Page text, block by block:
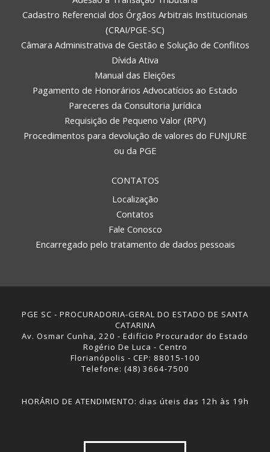
Cadastro Referencial dos Órgãos Arbitrais Institucionais
(CRAI/PGE-SC)
Câmara Administrativa de Gestão e Solução de Conflitos
Dívida Ativa
Manual das Eleições
Pagamento de Honorários Advocatícios ao Estado
Pareceres da Consultoria Jurídica
Requisição de Pequeno Valor (RPV)
Procedimentos para devolução de valores do FUNJURE
ou da PGE
CONTATOS
Localização
Contatos
Fale Conosco
Encarregado pelo tratamento de dados pessoais
PGE SC - PROCURADORIA-GERAL DO ESTADO DE SANTA
CATARINA
Av. Osmar Cunha, 220 - Edifício Procurador do Estado
Rogério De Luca - Centro
Florianópolis - CEP: 88015-100
Telefone: (48) 3664-7500
HORÁRIO DE ATENDIMENTO: dias úteis das 12h às 19h